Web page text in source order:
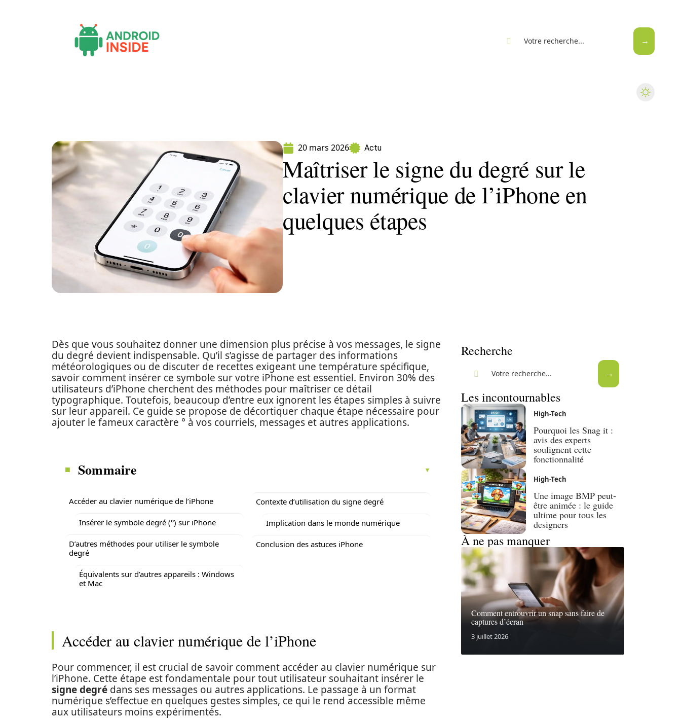
20 mars 2026 Actu
Maîtriser le signe du degré sur le
clavier numérique de l’iPhone en
quelques étapes
Dès que vous souhaitez donner une dimension plus précise à vos messages, le signe
du degré devient indispensable. Qu’il s’agisse de partager des informations
météorologiques ou de discuter de recettes exigeant une température spécifique,
savoir comment insérer ce symbole sur votre iPhone est essentiel. Environ 30% des
utilisateurs d’iPhone cherchent des méthodes pour maîtriser ce détail
typographique. Toutefois, beaucoup d’entre eux ignorent les étapes simples à suivre
sur leur appareil. Ce guide se propose de décortiquer chaque étape nécessaire pour
ajouter le fameux caractère ° à vos courriels, messages et autres applications.
Sommaire
Accéder au clavier numérique de l’iPhone
Insérer le symbole degré (°) sur iPhone
D’autres méthodes pour utiliser le symbole
degré
Équivalents sur d’autres appareils : Windows
et Mac
Contexte d’utilisation du signe degré
Implication dans le monde numérique
Conclusion des astuces iPhone
Accéder au clavier numérique de l’iPhone
Pour commencer, il est crucial de savoir comment accéder au clavier numérique sur
l’iPhone. Cette étape est fondamentale pour tout utilisateur souhaitant insérer le
signe degré dans ses messages ou autres applications. Le passage à un format
numérique s’effectue en quelques gestes simples, ce qui le rend accessible même
aux utilisateurs moins expérimentés.
Recherche
Les incontournables
High-Tech
Pourquoi les Snag it :
avis des experts
soulignent cette
fonctionnalité
High-Tech
Une image BMP peut-
être animée : le guide
ultime pour tous les
designers
À ne pas manquer
Comment entrouvrir un snap sans faire de
captures d’écran
3 juillet 2026